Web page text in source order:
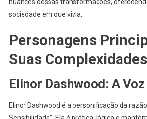
nuances dessas transformações,
sociedade em que vivia.
Personagens
Suas Complexidades
Elinor Dashwood: A
Elinor Dashwood é a personificação da